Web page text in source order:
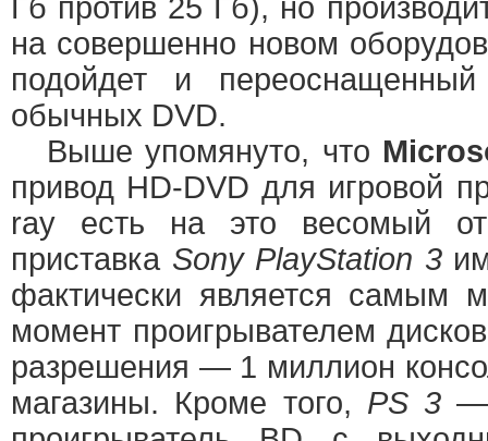
Гб против 25 Гб), но
на совершенно новом
подойдет и
обычных DVD.
Выше упомянуто, что
привод HD-DVD для игровой
ray есть на это весомый
приставка Sony PlayStation 3
фактически является самым
момент проигрывателем
разрешения — 1 миллион
магазины. Кроме того, PS 3—